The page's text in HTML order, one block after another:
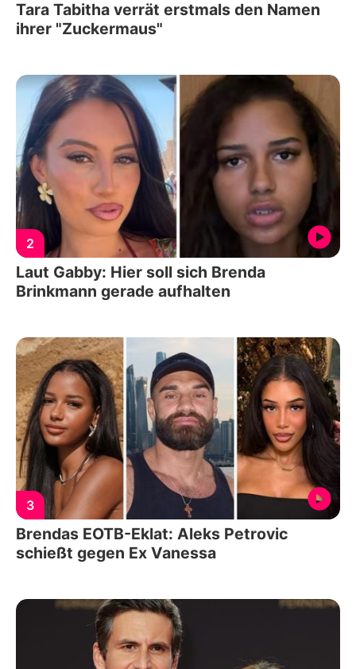
Tara Tabitha verrät erstmals den Namen
ihrer "Zuckermaus"
2
Laut Gabby: Hier soll sich Brenda
Brinkmann gerade aufhalten
3
Brendas EOTB-Eklat: Aleks Petrovic
schießt gegen Ex Vanessa